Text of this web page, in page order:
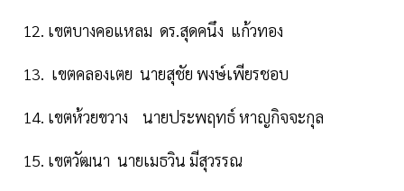
12. เขตบางคอแหลม ดร.สุดคนึง แก้วทอง
13. เขตคลองเตย นายสุชัย พงษ์เพียรชอบ
14. เขตห้วยขวาง นายประพฤทธ์ หาญกิจจะกุล
15. เขตวัฒนา นายเมธวิน มีสุวรรณ